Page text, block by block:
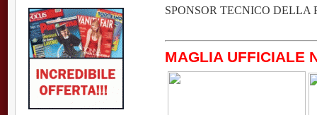
SPONSOR TECNICO DELLA
MAGLIA UFFICIALE